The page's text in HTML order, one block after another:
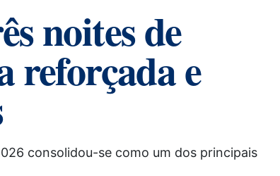
noites de
reforçada e
consolidou-se como um dos principais